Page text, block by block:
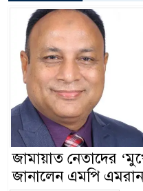
জামায়াত নেতাদের
জানালেন এমপি